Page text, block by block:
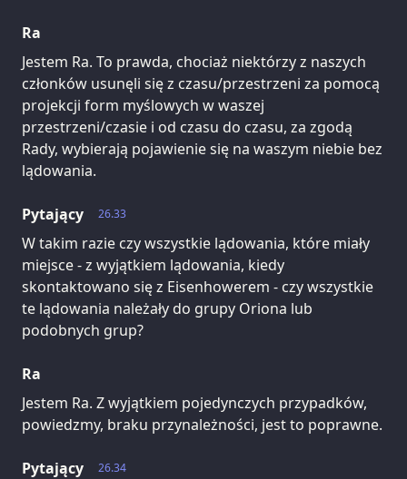
Ra
Jestem Ra. To prawda, chociaż niektórzy z naszych
członków usunęli się z czasu/przestrzeni za pomocą
projekcji form myślowych w waszej
przestrzeni/czasie i od czasu do czasu, za zgodą
Rady, wybierają pojawienie się na waszym niebie bez
lądowania.
26.33
Pytający
W takim razie czy wszystkie lądowania, które miały
miejsce - z wyjątkiem lądowania, kiedy
skontaktowano się z Eisenhowerem - czy wszystkie
te lądowania należały do grupy Oriona lub
podobnych grup?
Ra
Jestem Ra. Z wyjątkiem pojedynczych przypadków,
powiedzmy, braku przynależności, jest to poprawne.
26.34
Pytający